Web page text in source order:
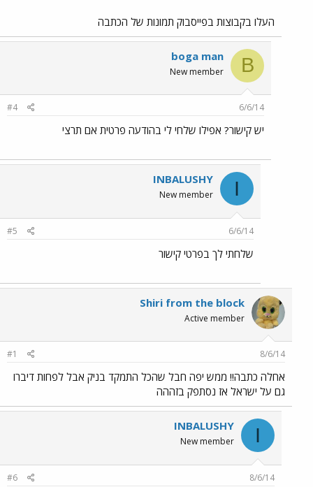
העלו בקבוצות בפייסבוק תמונות של הכתבה
B
boga man
New member
6/6/14
#4
יש קישור? אפילו שלחי לי בהודעה פרטית אם תרצי
I
INBALUSHY
New member
6/6/14
#5
שלחתי לך בפרטי קישור
Shiri from the block
Active member
8/6/14
#1
אחלה כתבה!! ממש יפה חבל שהכל התמקד בניק אבל לפחות דיברו
גם על ישראל אז נסתפק בזההה
I
INBALUSHY
New member
8/6/14
#6